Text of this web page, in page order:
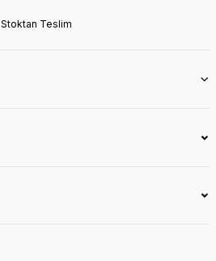
Stoktan Teslim